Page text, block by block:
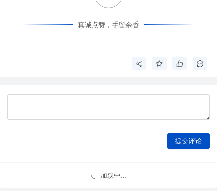
真诚点赞，手留余香
提交评论
加载中...